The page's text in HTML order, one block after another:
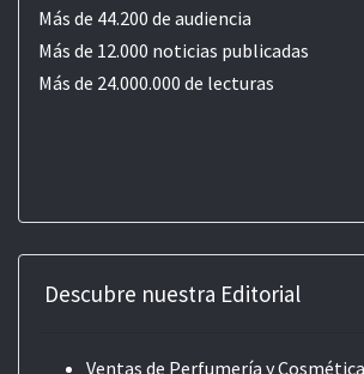
Más de 44.200 de audiencia
Más de 12.000 noticias publicadas
Más de 24.000.000 de lecturas
Descubre nuestra Editorial
Ventas de Perfumería y Cosmética